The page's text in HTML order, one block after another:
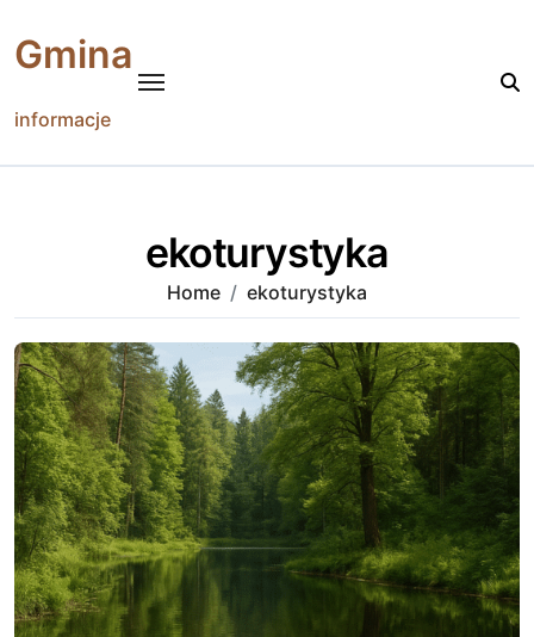
content
Gmina
informacje
ekoturystyka
Home ekoturystyka